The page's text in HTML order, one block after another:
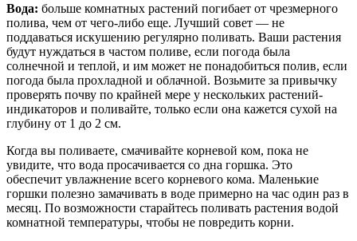
Вода: больше комнатных растений погибает от чрезмерного
полива, чем от чего-либо еще. Лучший совет — не
поддаваться искушению регулярно поливать. Ваши растения
будут нуждаться в частом поливе, если погода была
солнечной и теплой, и им может не понадобиться полив, если
погода была прохладной и облачной. Возьмите за привычку
проверять почву по крайней мере у нескольких растений-
индикаторов и поливайте, только если она кажется сухой на
глубину от 1 до 2 см.
Когда вы поливаете, смачивайте корневой ком, пока не
увидите, что вода просачивается со дна горшка. Это
обеспечит увлажнение всего корневого кома. Маленькие
горшки полезно замачивать в воде примерно на час один раз в
месяц. По возможности старайтесь поливать растения водой
комнатной температуры, чтобы не повредить корни.